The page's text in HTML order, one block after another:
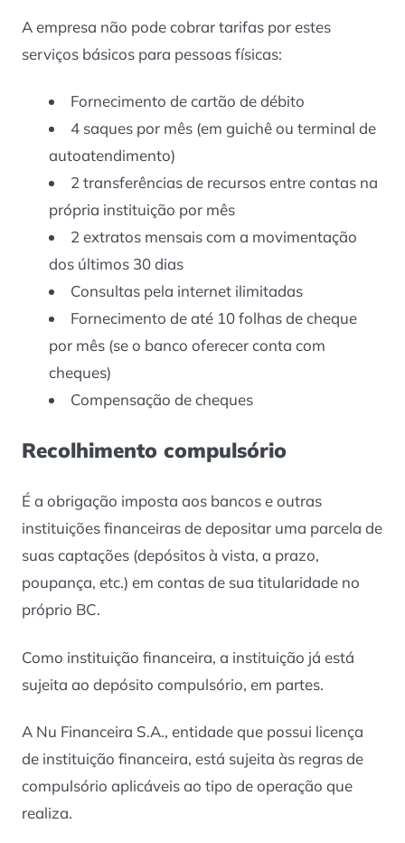
A empresa não pode cobrar tarifas por estes
serviços básicos para pessoas físicas:
Fornecimento de cartão de débito
4 saques por mês (em guichê ou terminal de
autoatendimento)
2 transferências de recursos entre contas na
própria instituição por mês
2 extratos mensais com a movimentação
dos últimos 30 dias
Consultas pela internet ilimitadas
Fornecimento de até 10 folhas de cheque
por mês (se o banco oferecer conta com
cheques)
Compensação de cheques
Recolhimento compulsório
É a obrigação imposta aos bancos e outras
instituições financeiras de depositar uma parcela de
suas captações (depósitos à vista, a prazo,
poupança, etc.) em contas de sua titularidade no
próprio BC.
Como instituição financeira, a instituição já está
sujeita ao depósito compulsório, em partes.
A Nu Financeira S.A., entidade que possui licença
de instituição financeira, está sujeita às regras de
compulsório aplicáveis ao tipo de operação que
realiza.